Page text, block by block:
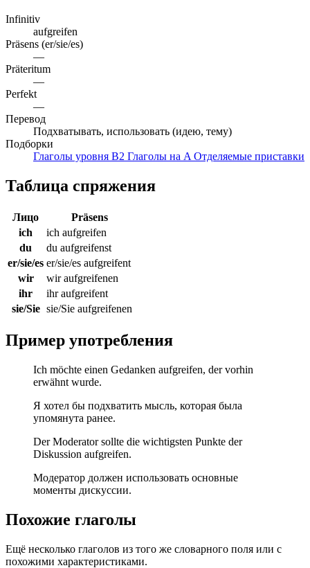
Infinitiv
aufgreifen
Präsens (er/sie/es)
—
Präteritum
—
Perfekt
—
Перевод
Подхватывать, использовать (идею, тему)
Подборки
Глаголы уровня B2 Глаголы на A Отделяемые приставки
Таблица спряжения
Лицо
Präsens
ich
ich aufgreifen
du
du aufgreifenst
er/sie/es er/sie/es aufgreifent
wir
wir aufgreifenen
ihr
ihr aufgreifent
sie/Sie sie/Sie aufgreifenen
Пример употребления
Ich möchte einen Gedanken aufgreifen, der vorhin
erwähnt wurde.
Я хотел бы подхватить мысль, которая была
упомянута ранее.
Der Moderator sollte die wichtigsten Punkte der
Diskussion aufgreifen.
Модератор должен использовать основные
моменты дискуссии.
Похожие глаголы
Ещё несколько глаголов из того же словарного поля или с
похожими характеристиками.